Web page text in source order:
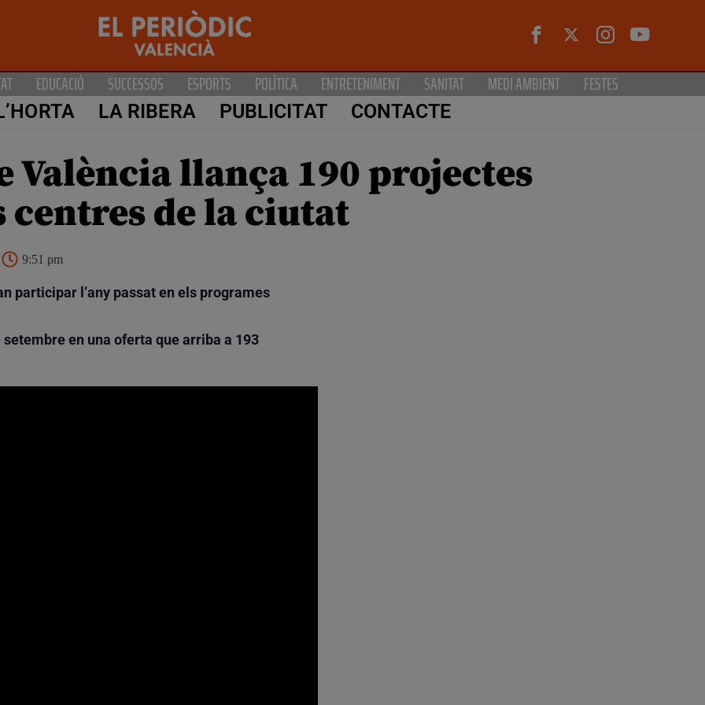
EDUCACIÓ SUCCESSOS ESPORTS POLÍTICA ENTRETENIMENT SANITAT MEDI AMBIENT FESTES
LA RIBERA PUBLICITAT CONTACTE
València llança 190 projectes
centres de la ciutat
9:51 pm
participar l’any passat en els programes
en una oferta que arriba a 193